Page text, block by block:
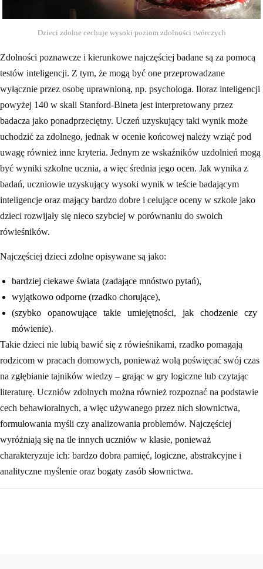
Dzieci zdolne cechuje wysoki poziom zdolności twórczych
Zdolności poznawcze i kierunkowe najczęściej badane są za pomocą
testów inteligencji. Z tym, że mogą być one przeprowadzane
wyłącznie przez osobę uprawnioną, np. psychologa. Iloraz inteligencji
powyżej 140 w skali Stanford-Bineta jest interpretowany przez
badacza jako ponadprzeciętny. Uczeń uzyskujący taki wynik może
uchodzić za zdolnego, jednak w ocenie końcowej należy wziąć pod
uwagę również inne kryteria. Jednym ze wskaźników uzdolnień mogą
być wyniki szkolne ucznia, a więc średnia jego ocen. Jak wynika z
badań, uczniowie uzyskujący wysoki wynik w teście badającym
inteligencje oraz mający bardzo dobre i celujące oceny w szkole jako
dzieci rozwijały się nieco szybciej w porównaniu do swoich
rówieśników.
Najczęściej dzieci zdolne opisywane są jako:
bardziej ciekawe świata (zadające mnóstwo pytań),
wyjątkowo odporne (rzadko chorujące),
(szybko opanowujące takie umiejętności, jak chodzenie czy
mówienie).
Takie dzieci nie lubią bawić się z rówieśnikami, rzadko pomagają
rodzicom w pracach domowych, ponieważ wolą poświęcać swój czas
na zgłębianie tajników wiedzy – grając w gry logiczne lub czytając
literaturę. Uczniów zdolnych można również rozpoznać na podstawie
cech behawioralnych, a więc używanego przez nich słownictwa,
formułowania myśli czy analizowania problemów. Najczęściej
wyróżniają się na tle innych uczniów w klasie, ponieważ
charakteryzuje ich: bardzo dobra pamięć, logiczne, abstrakcyjne i
analityczne myślenie oraz bogaty zasób słownictwa.